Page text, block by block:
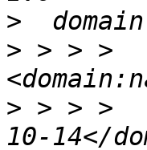
>
> > > >
> > > >